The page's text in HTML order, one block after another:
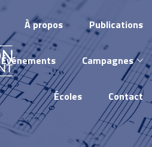
À propos Publications
Événements Campagnes
Écoles Contact